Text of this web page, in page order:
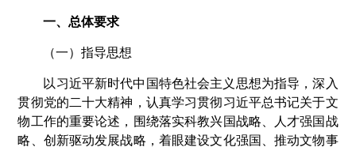
一、总体要求
（一）指导思想
以习近平新时代中国特色社会主义思想为指导，深入
贯彻党的二十大精神，认真学习贯彻习近平总书记关于文
物工作的重要论述，围绕落实科教兴国战略、人才强国战
略、创新驱动发展战略，着眼建设文化强国、推动文物事